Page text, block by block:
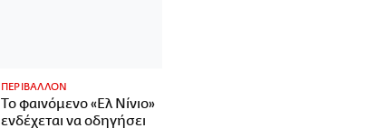
ΠΕΡΙΒΑΛΛΟΝ
Το φαινόμενο «Ελ Νίνιο»
ενδέχεται να οδηγήσει